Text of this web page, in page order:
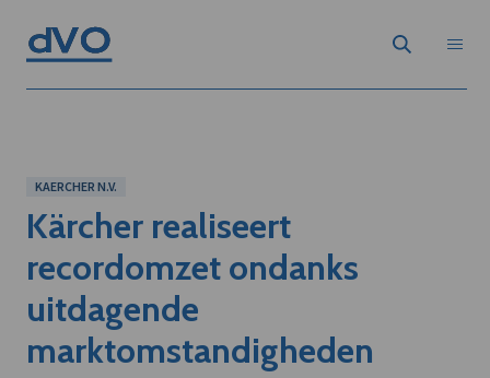
KAERCHER N.V.
Kärcher realiseert
recordomzet ondanks
uitdagende
marktomstandigheden